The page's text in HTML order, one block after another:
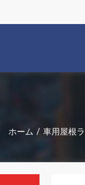
ホーム / 車用屋根